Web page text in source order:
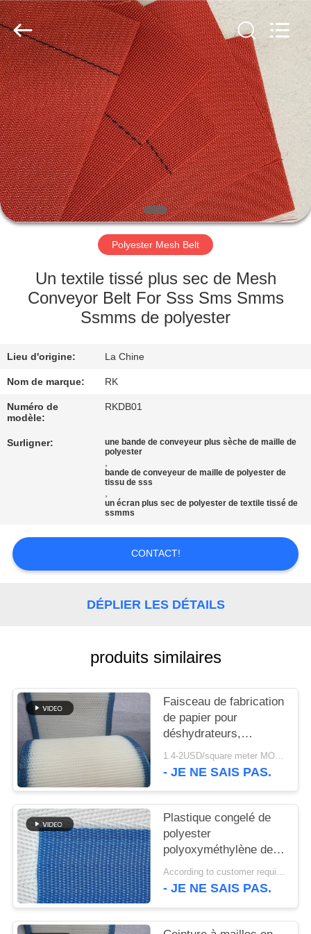
MAISON
PRODUITS
AU
SUJET
DE
NOUS
VISITE
D'USINE
DE
QUALITÉ
NOUS
NOUVELLES
DEMANDEZ
PRIVACY
POLICY
Hebei
Reking
Wire
Mesh
Co.,Ltd.
All
Rights
Reserved.
Polyester Mesh Belt
Un textile tissé plus sec de Mesh
Conveyor Belt For Sss Sms Smms
Ssmms de polyester
Lieu d'origine: La Chine
Nom de marque: RK
Numéro de
modèle:
RKDB01
Surligner:
une bande de conveyeur plus sèche de maille de
polyester
,
bande de conveyeur de maille de polyester de
tissu de sss
,
un écran plus sec de polyester de textile tissé de
ssmms
CONTACT!
DÉPLIER LES DÉTAILS
produits similaires
Faisceau de fabrication
de papier pour
déshydrateurs,
faisceau en polyester,
bande de faisceau de
1.4-2USD/square meter MOQ:meetr 1square
- JE NE SAIS PAS.
Plastique congelé de
polyester
polyoxyméthylène de
qualité alimentaire,
maillage modulaire en
bande de séchoir à
According to customer requirements MOQ:1 mètre
- JE NE SAIS PAS.